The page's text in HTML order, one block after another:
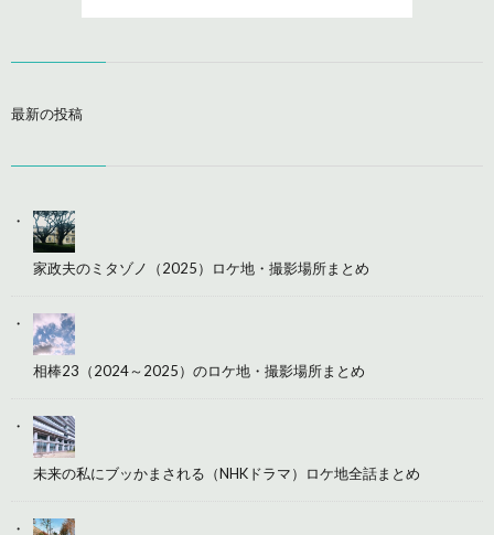
最新の投稿
家政夫のミタゾノ（2025）ロケ地・撮影場所まとめ
相棒23（2024～2025）のロケ地・撮影場所まとめ
未来の私にブッかまされる（NHKドラマ）ロケ地全話まとめ